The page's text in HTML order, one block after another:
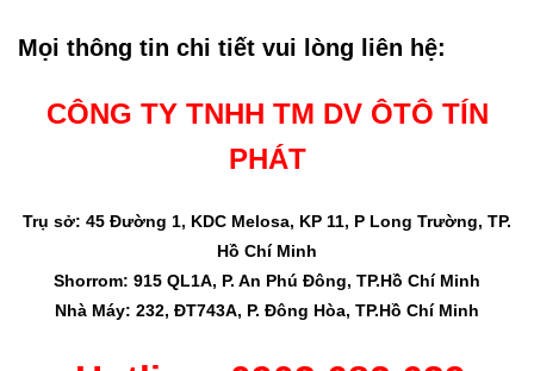
Mọi thông tin chi tiết vui lòng liên hệ:
CÔNG TY TNHH TM DV ÔTÔ TÍN
PHÁT
Trụ sở: 45 Đường 1, KDC Melosa, KP 11, P Long Trường, TP.
Hồ Chí Minh
Shorrom: 915 QL1A, P. An Phú Đông, TP.Hồ Chí Minh
Nhà Máy: 232, ĐT743A, P. Đông Hòa, TP.Hồ Chí Minh